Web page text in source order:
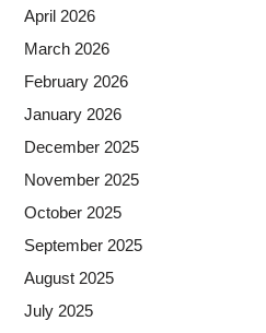
April 2026
March 2026
February 2026
January 2026
December 2025
November 2025
October 2025
September 2025
August 2025
July 2025